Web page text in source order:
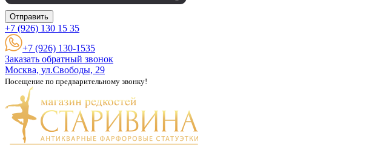
Отправить
+7 (926) 130 15 35
+7 (926) 130-1535
Заказать обратный звонок
Москва, ул.Свободы, 29
Посещение по предварительному звонку!